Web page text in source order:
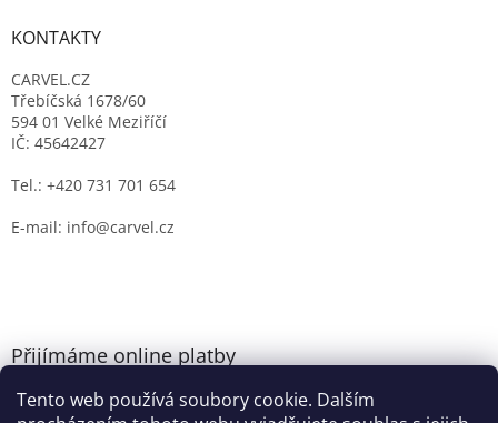
Tento web používá soubory cookie. Dalším
KONTAKTY
CARVEL.CZ
Třebíčská 1678/60
594 01 Velké Meziříčí
IČ: 45642427
Tel.: +420 731 701 654
E-mail: info@carvel.cz
Přijímáme online platby